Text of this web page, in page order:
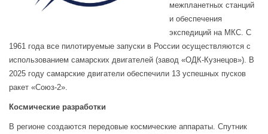
межпланетных станций
и обеспечения
экспедиций на МКС. С
1961 года все пилотируемые запуски в России осуществляются с
использованием самарских двигателей (завод «ОДК-Кузнецов»). В
2025 году самарские двигатели обеспечили 13 успешных пусков
ракет «Союз-2».
Космические разработки
В регионе создаются передовые космические аппараты. Спутник